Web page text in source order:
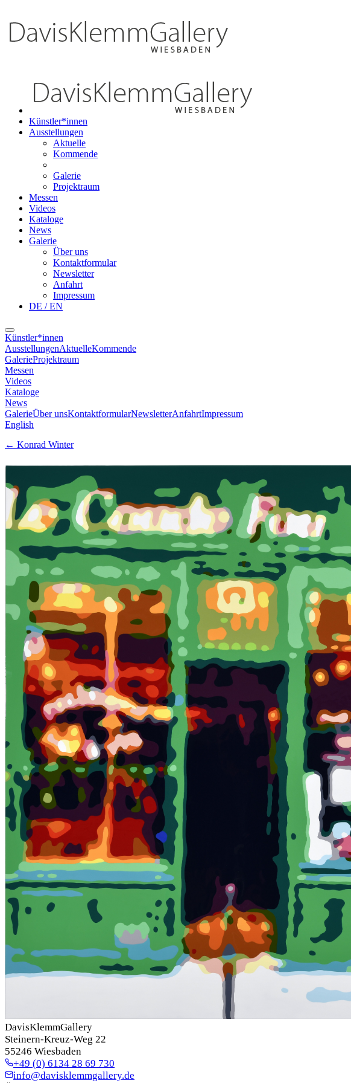
Künstler*innen
Ausstellungen
Aktuelle
Kommende
Galerie
Projektraum
Messen
Videos
Kataloge
News
Galerie
Über uns
Kontaktformular
Newsletter
Anfahrt
Impressum
DE / EN
Künstler*innen
AusstellungenAktuelleKommende
GalerieProjektraum
Messen
Videos
Kataloge
News
GalerieÜber unsKontaktformularNewsletterAnfahrtImpressum
English
← Konrad Winter
DavisKlemmGallery
Steinern-Kreuz-Weg 22
55246 Wiesbaden
+49 (0) 6134 28 69 730
info@davisklemmgallery.de